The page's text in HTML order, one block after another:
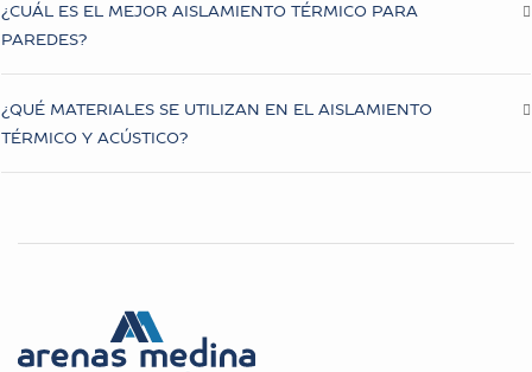
¿CUÁL ES EL MEJOR AISLAMIENTO TÉRMICO PARA
PAREDES?
¿QUÉ MATERIALES SE UTILIZAN EN EL AISLAMIENTO
TÉRMICO Y ACÚSTICO?